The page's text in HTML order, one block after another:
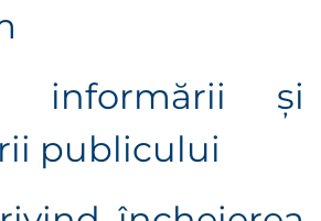
informării şi
publicului